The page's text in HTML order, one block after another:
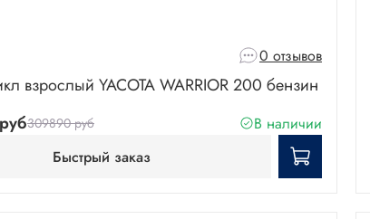
0 отзывов
взрослый YACOTA WARRIOR 200 бензин
309890 руб
В наличии
Быстрый заказ